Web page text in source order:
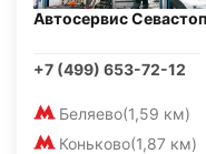
Автосервис
+7 (499) 653-72-12
Беляево(1,59 км)
Коньково(1,87 км)